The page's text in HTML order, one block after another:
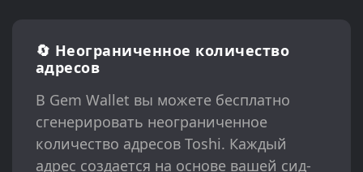
🔄 Неограниченное количество
адресов
В Gem Wallet вы можете бесплатно
сгенерировать неограниченное
количество адресов Toshi. Каждый
адрес создается на основе вашей сид-